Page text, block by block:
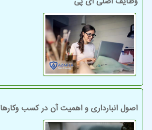
اصول انبارداری و اهمیت آن در کسب وکارها